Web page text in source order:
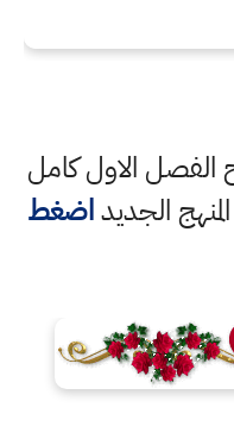
الاول كامل
الجديداضغط